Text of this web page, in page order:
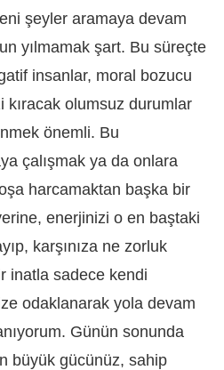
şeyler aramaya devam
yılmamak şart. Bu süreçte
insanlar, moral bozucu
olumsuz durumlar
önemli. Bu
çalışmak ya da onlara
harcamaktan başka bir
enerjinizi o en baştaki
karşınıza ne zorluk
inatla sadece kendi
odaklanarak yola devam
Günün sonunda
büyük gücünüz, sahip